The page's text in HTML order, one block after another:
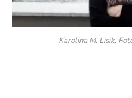
Karolina M. Lisik.